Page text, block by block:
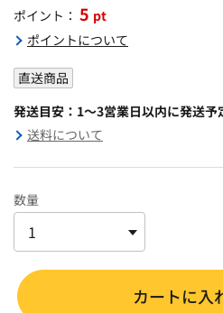
ポイント： 5 pt
ポイントについて
直送商品
発送目安：1～3営業日以内に発送予
送料について
数量
カートに入